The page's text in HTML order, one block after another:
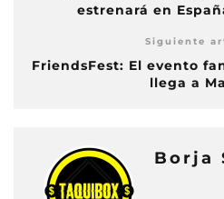
estrenará en
Siguiente
FriendsFest: El evento
llega a
Borja